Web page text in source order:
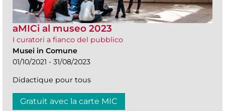
aMICi al museo 2023
I curatori a fianco del pubblico
Musei in Comune
01/10/2021 - 31/08/2023
Didactique pour tous
Gratuit avec la carte MIC